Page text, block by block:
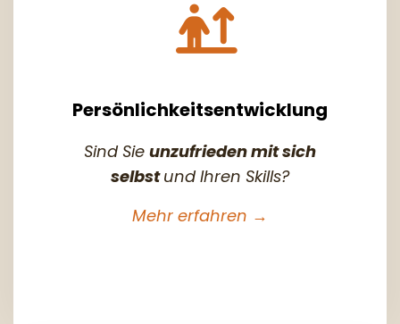
Persönlichkeitsentwicklung
Sind Sie unzufrieden mit sich
selbstund Ihren Skills?
Mehr erfahren →